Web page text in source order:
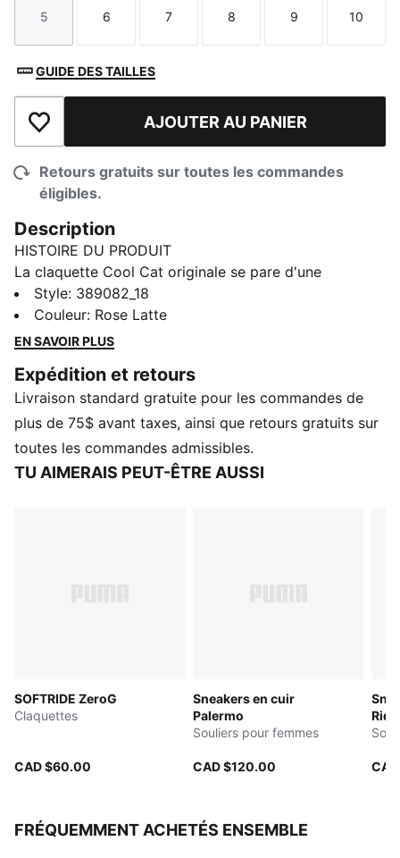
Taille
5
Taille
6
Taille
7
Taille
8
Taille
9
Taille
10
GUIDE DES TAILLES
Ajouter à la liste de souhaits
AJOUTER AU PANIER
Retours gratuits sur toutes les commandes
éligibles.
Description
HISTOIRE DU PRODUIT
La claquette Cool Cat originale se pare d'une
esthétique plus sportive et d'un design spécialement
adapté aux pieds des femmes dans cette version
élégante de la saison.
Tige en cuir synthétique
Modèle à enfiler
Semelle intermédiaire en IMEVA
Semelle extérieure en IMEVA
Logo PUMA Cat en relief sur la bride
Style: 389082_18
Couleur: Rose Latte
EN SAVOIR PLUS
Expédition et retours
Livraison standard gratuite pour les commandes de
plus de 75$ avant taxes, ainsi que retours gratuits sur
toutes les commandes admissibles.
TU AIMERAIS PEUT-ÊTRE AUSSI
SOFTRIDE ZeroG
Claquettes
CAD $60.00
Sneakers en cuir
Palermo
Souliers pour femmes
CAD $120.00
FRÉQUEMMENT ACHETÉS ENSEMBLE